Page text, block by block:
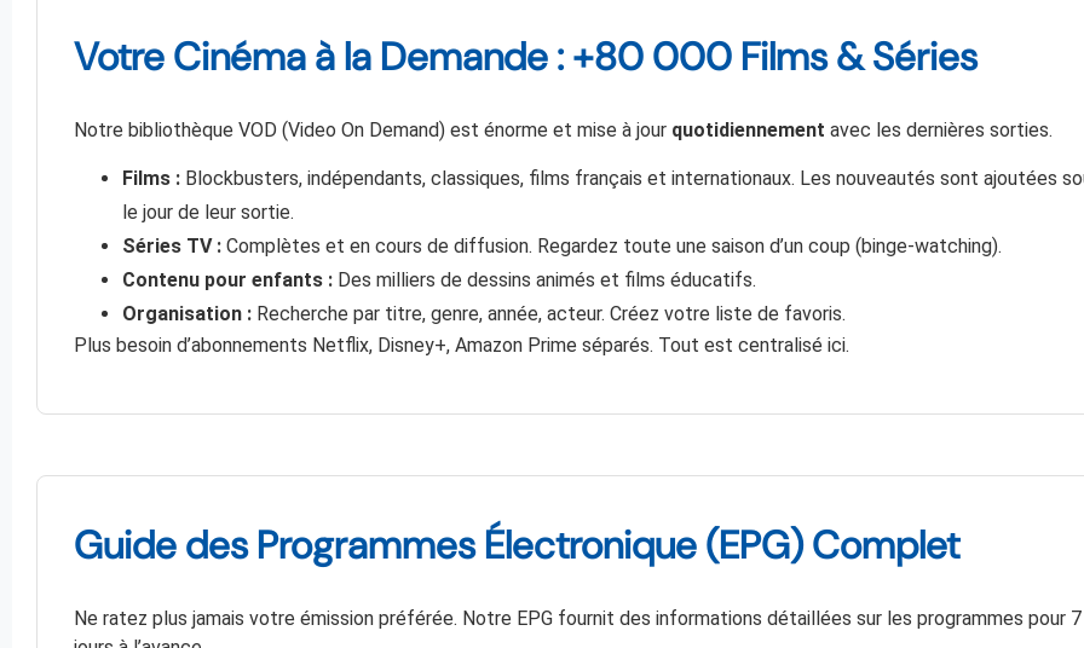
Votre Cinéma à la Demande : +80 000 Films & Séries
Notre bibliothèque VOD (Video On Demand) est énorme et mise à jour quotidiennement avec les dernières sorties.
Films : Blockbusters, indépendants, classiques, films français et internationaux. Les nouveautés sont ajoutées
le jour de leur sortie.
Séries TV : Complètes et en cours de diffusion. Regardez toute une saison d’un coup (binge-watching).
Contenu pour enfants : Des milliers de dessins animés et films éducatifs.
Organisation : Recherche par titre, genre, année, acteur. Créez votre liste de favoris.
Plus besoin d’abonnements Netflix, Disney+, Amazon Prime séparés. Tout est centralisé ici.
Guide des Programmes Électronique (EPG) Complet
Ne ratez plus jamais votre émission préférée. Notre EPG fournit des informations détaillées sur les programmes pour